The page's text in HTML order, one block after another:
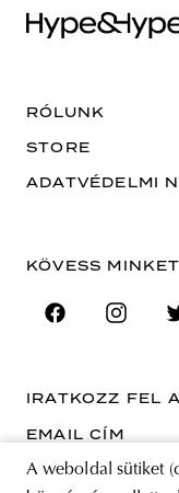
A weboldal sütiket
RÓLUNK
STORE
ADATVÉDELMI
KÖVESS MINKET
IRATKOZZ FEL
EMAIL CÍM